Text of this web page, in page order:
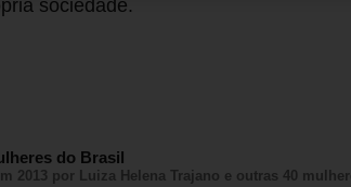
sociedade.
do Brasil
2013 por Luiza Helena Trajano e outras 40